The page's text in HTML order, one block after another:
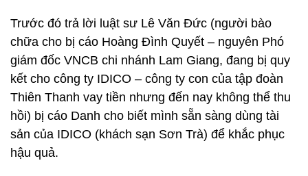
Trước đó trả lời luật sư Lê Văn Đức (người bào
chữa cho bị cáo Hoàng Đình Quyết – nguyên Phó
giám đốc VNCB chi nhánh Lam Giang, đang bị quy
kết cho công ty IDICO – công ty con của tập đoàn
Thiên Thanh vay tiền nhưng đến nay không thể thu
hồi) bị cáo Danh cho biết mình sẵn sàng dùng tài
sản của IDICO (khách sạn Sơn Trà) để khắc phục
hậu quả.